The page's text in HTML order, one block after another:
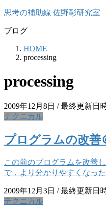
コ
テ
キ
プ
ナ
ゲ
に
動
思考の補助線 佐野彰研究室
ブログ
HOME
processing
processing
2009年12月8日 / 最終更新日
テクニカル
プログラムの改善
この前のプログラムを改善
で，より分かりやすくなっ
2009年12月3日 / 最終更新日
テクニカル